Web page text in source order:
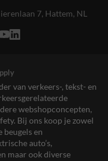
7, Hattem, NL
van verkeers-, tekst- en
webshopconcepten,
Bij ons koop je zowel
en
auto’s,
maar ook diverse